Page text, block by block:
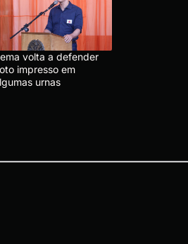
volta a defender
impresso em
urnas